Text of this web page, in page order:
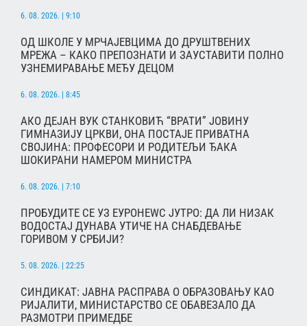
6. 08. 2026. | 9:10
ОД ШКОЛЕ У МРЧАЈЕВЦИМА ДО ДРУШТВЕНИХ
МРЕЖА – КАКО ПРЕПОЗНАТИ И ЗАУСТАВИТИ ПОЛНО
УЗНЕМИРАВАЊЕ МЕЂУ ДЕЦОМ
6. 08. 2026. | 8:45
АКО ДЕЈАН ВУК СТАНКОВИЋ “ВРАТИ” ЈОВИНУ
ГИМНАЗИЈУ ЦРКВИ, ОНА ПОСТАЈЕ ПРИВАТНА
СВОЈИНА: ПРОФЕСОРИ И РОДИТЕЉИ ЂАКА
ШОКИРАНИ НАМЕРОМ МИНИСТРА
6. 08. 2026. | 7:10
ПРОБУДИТЕ СЕ УЗ ЕУРОНЕWС ЈУТРО: ДА ЛИ НИЗАК
ВОДОСТАЈ ДУНАВА УТИЧЕ НА СНАБДЕВАЊЕ
ГОРИВОМ У СРБИЈИ?
5. 08. 2026. | 22:25
СИНДИКАТ: ЈАВНА РАСПРАВА О ОБРАЗОВАЊУ КАО
РИЈАЛИТИ, МИНИСТАРСТВО СЕ ОБАВЕЗАЛО ДА
РАЗМОТРИ ПРИМЕДБЕ